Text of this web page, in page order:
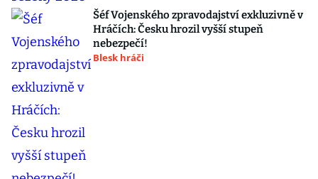
Šéf Vojenského zpravodajství exkluzivně v
Hráčích: Česku hrozil vyšší stupeň
nebezpečí!
Blesk hráči